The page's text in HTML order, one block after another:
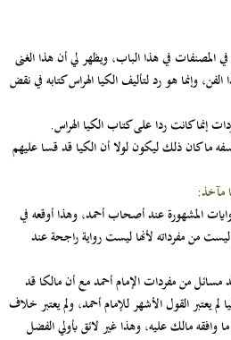
المصنفات في هذا الباب، ويظهر لي أن هذا الغنى
وإنما هو رد لتأليف الكيا الهراس كتابه في نقض
إنما كانت ردا على كتاب الكيا الهراس.
ما كان ذلك ليكون لولا أن الكيا قد قسا عليهم
مآخذ:
المشهورة عند أصحاب أحمد، وهذا أوقعه في
من مفرداته لأنها ليست رواية راجحة عند
مسائل من مفردات الإمام أحمد مع أن مالكا قد
يعتبر القول الأشهر للإمام أحمد، ولم يعتبر خلاف
وافقه مالك عليه، وهذا غير لائق بأولي الفضل